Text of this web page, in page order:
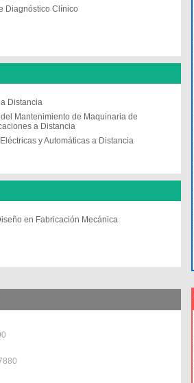
Diagnóstico Clínico
Distancia
Mantenimiento de Maquinaria de
a Distancia
y Automáticas a Distancia
en Fabricación Mecánica